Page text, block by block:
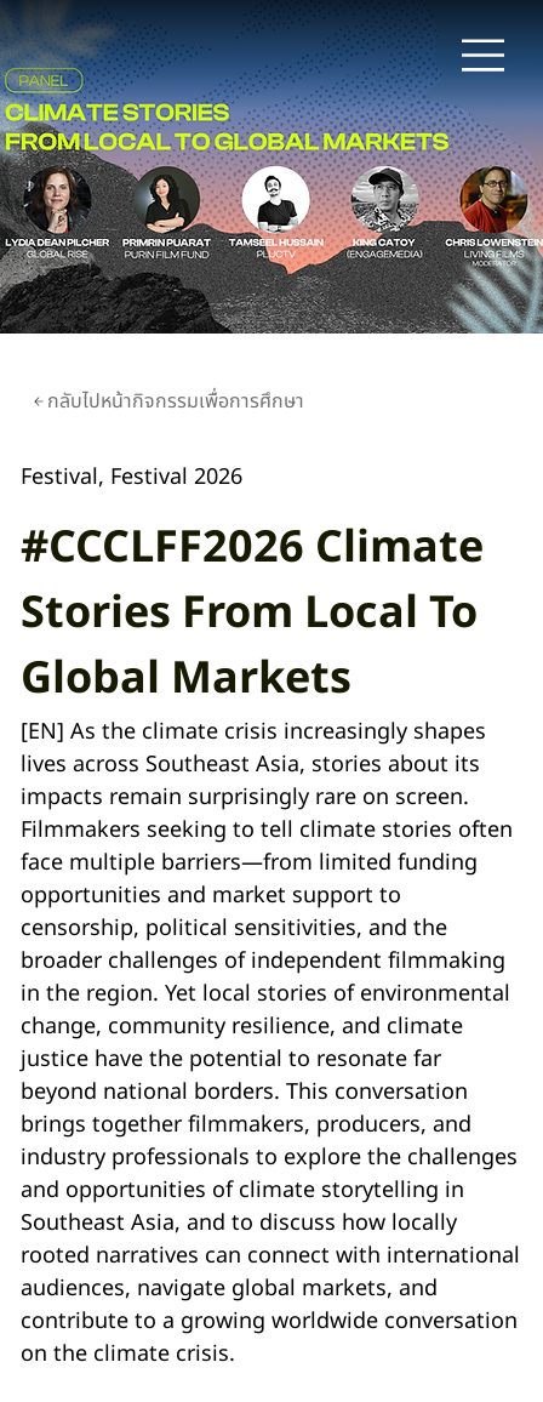
กลับไปหน้ากิจกรรมเพื่อการศึกษา
Festival, Festival 2026
#CCCLFF2026 Climate
Stories From Local To
Global Markets
[EN] As the climate crisis increasingly shapes
lives across Southeast Asia, stories about its
impacts remain surprisingly rare on screen.
Filmmakers seeking to tell climate stories often
face multiple barriers—from limited funding
opportunities and market support to
censorship, political sensitivities, and the
broader challenges of independent filmmaking
in the region. Yet local stories of environmental
change, community resilience, and climate
justice have the potential to resonate far
beyond national borders. This conversation
brings together filmmakers, producers, and
industry professionals to explore the challenges
and opportunities of climate storytelling in
Southeast Asia, and to discuss how locally
rooted narratives can connect with international
audiences, navigate global markets, and
contribute to a growing worldwide conversation
on the climate crisis.